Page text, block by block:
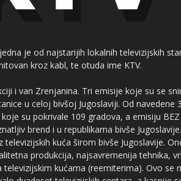
je od najstarijih lokalnih televizijskih
kroz kabl, te otuda ime KTV.
i van Zrenjanina. Tri emisije koje su se
u celoj bivšoj Jugoslaviji. Od navedene
su pokrivale 109 gradova, a emisiju
brend i u republikama bivše
kuća širom bivše Jugoslavije.
produkcija, najsavremenija tehnika,
kućama (reemiterima). Ovo se